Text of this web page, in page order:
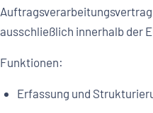
ausschließlich innerhalb der
Funktionen:
Erfassung und